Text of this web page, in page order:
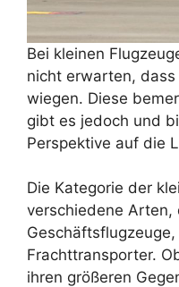
Bei kleinen
nicht erwarten, dass
wiegen. Diese
gibt es jedoch und
Perspektive auf die
Die Kategorie der
verschiedene Arten,
Frachttransporter.
ihren größeren